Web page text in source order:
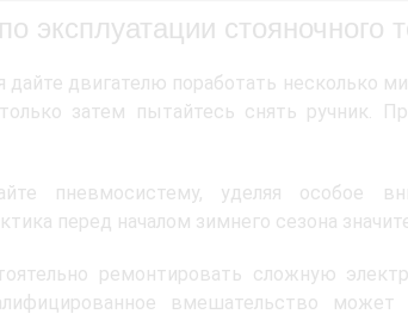
эксплуатации стояночного
дайте двигателю поработать несколько
затем пытайтесь снять ручник.
пневмосистему, уделяя особое
перед началом зимнего сезона
ремонтировать сложную
вмешательство